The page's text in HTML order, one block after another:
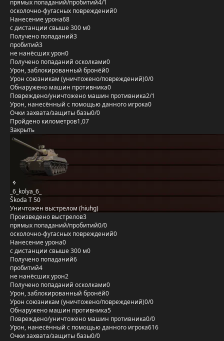
прямых попаданий/пробитий4/1
осколочно-фугасных повреждений0
Нанесение урона68
с дистанции свыше 300 м0
Получено попаданий3
пробитий3
не нанёсших урон0
Получено попаданий осколками0
Урон, заблокированный бронёй0
Урон союзникам (уничтожено/повреждений)0/0
Обнаружено машин противника0
Повреждено/уничтожено машин противника2/1
Урон, нанесённый с помощью данного игрока0
Очки захвата/защиты базы0/0
Пройдено километров1,07
Закрыть
_6_kolya_6_
Škoda T 50
Уничтожен выстрелом (hiuhg)
Произведено выстрелов3
прямых попаданий/пробитий0/0
осколочно-фугасных повреждений0
Нанесение урона0
с дистанции свыше 300 м0
Получено попаданий6
пробитий4
не нанёсших урон2
Получено попаданий осколками0
Урон, заблокированный бронёй0
Урон союзникам (уничтожено/повреждений)0/0
Обнаружено машин противника5
Повреждено/уничтожено машин противника0/0
Урон, нанесённый с помощью данного игрока616
Очки захвата/защиты базы0/0